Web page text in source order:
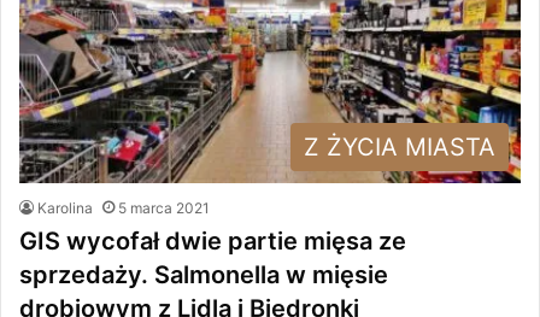
Z ŻYCIA MIASTA
Karolina 5 marca 2021
GIS wycofał dwie partie mięsa ze
sprzedaży. Salmonella w mięsie
drobiowym z Lidla i Biedronki